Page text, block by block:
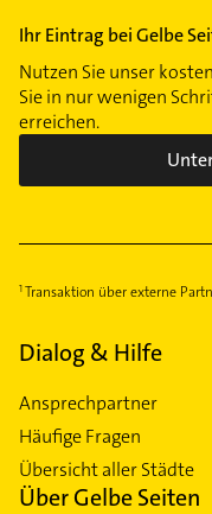
Ihr Eintrag bei Gelbe
Nutzen Sie unser
Sie in nur wenigen
erreichen.
Transaktion über externe
Dialog & Hilfe
Ansprechpartner
Häufige Fragen
Übersicht aller Städte
Über Gelbe Seiten